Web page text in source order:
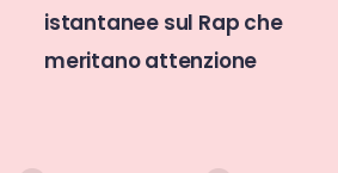
Things e “ritorno al futuro”